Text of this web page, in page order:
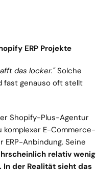
ERP Projekte
das locker." Solche
fast genauso oft stellt
Shopify-Plus-Agentur
komplexer E-Commerce-
Anbindung. Seine
relativ wenig
In der Realität sieht das